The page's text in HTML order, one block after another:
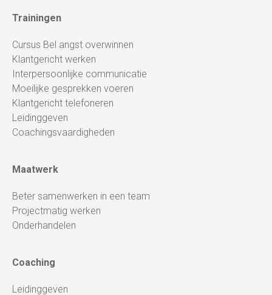
Trainingen
Cursus Bel angst overwinnen
Klantgericht werken
Interpersoonlijke communicatie
Moeilijke gesprekken voeren
Klantgericht telefoneren
Leidinggeven
Coachingsvaardigheden
Maatwerk
Beter samenwerken in een team
Projectmatig werken
Onderhandelen
Coaching
Leidinggeven